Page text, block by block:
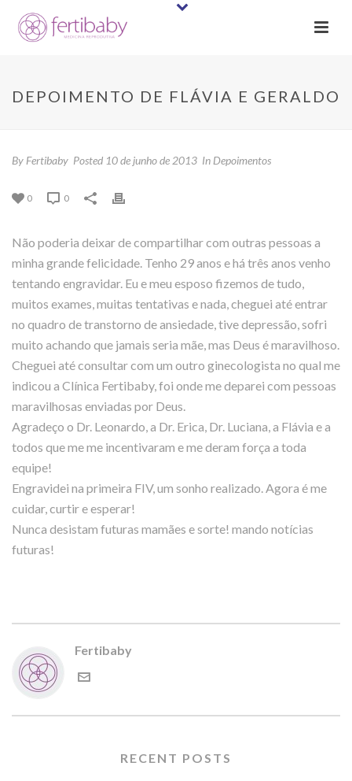
DEPOIMENTO DE FLÁVIA E GERALDO
By Fertibaby Posted 10 de junho de 2013 In Depoimentos
0 0
Não poderia deixar de compartilhar com outras pessoas a
minha grande felicidade. Tenho 29 anos e há três anos venho
tentando engravidar. Eu e meu esposo fizemos de tudo,
muitos exames, muitas tentativas e nada, cheguei até entrar
no quadro de transtorno de ansiedade, tive depressão, sofri
muito achando que jamais seria mãe, mas Deus é maravilhoso.
Cheguei até consultar com um outro ginecologista no qual me
indicou a Clínica Fertibaby, foi onde me deparei com pessoas
maravilhosas enviadas por Deus.
Agradeço o Dr. Leonardo, a Dr. Erica, Dr. Luciana, a Flávia e a
todos que me me incentivaram e me deram força a toda
equipe!
Engravidei na primeira FIV, um sonho realizado. Agora é me
cuidar, curtir e esperar!
Nunca desistam futuras mamães e sorte! mando notícias
futuras!
Fertibaby
RECENT POSTS